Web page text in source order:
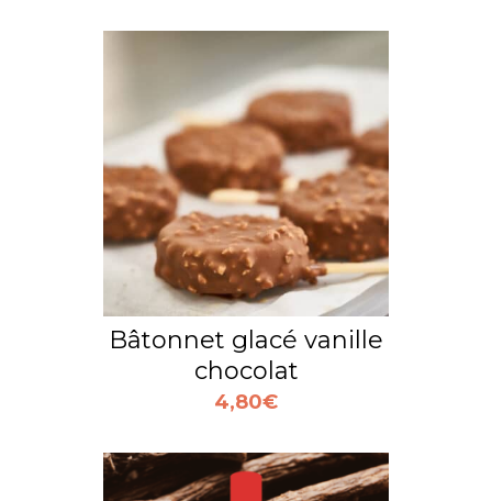
Bâtonnet glacé vanille
chocolat
4,80€